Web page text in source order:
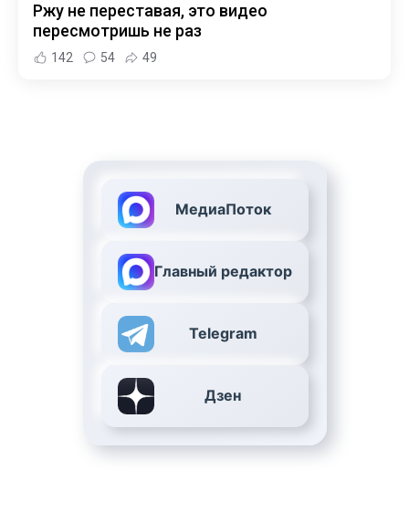
Ржу не переставая, это видео
пересмотришь не раз
142 54 49
МедиаПоток
Главный редактор
Telegram
Дзен